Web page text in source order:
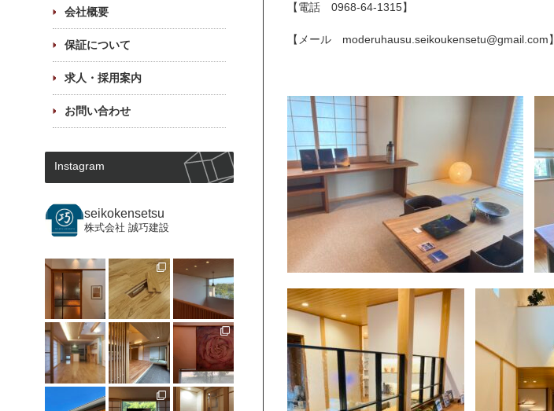
【電話 0968-64-1315】
【メール moderuhausu.seikoukensetu@gmail.com】
会社概要
保証について
求人・採用案内
お問い合わせ
Instagram
seikokensetsu
株式会社 誠巧建設